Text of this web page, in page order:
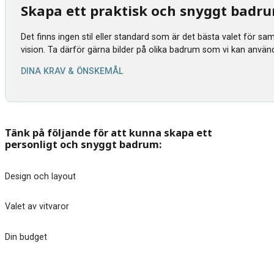
Skapa ett praktisk och snyggt
Det finns ingen stil eller standard som är det bästa valet för
vision. Ta därför gärna bilder på olika badrum som vi kan
DINA KRAV & ÖNSKEMÅL
Tänk på följande för att kunna skapa ett
personligt och snyggt badrum:
Design och layout
Valet av vitvaror
Din budget